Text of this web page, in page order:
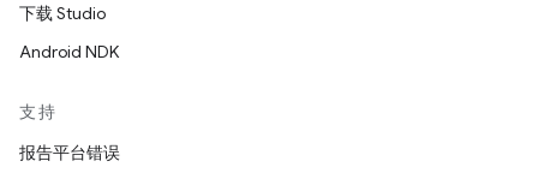
下载 Studio
Android NDK
支持
报告平台错误